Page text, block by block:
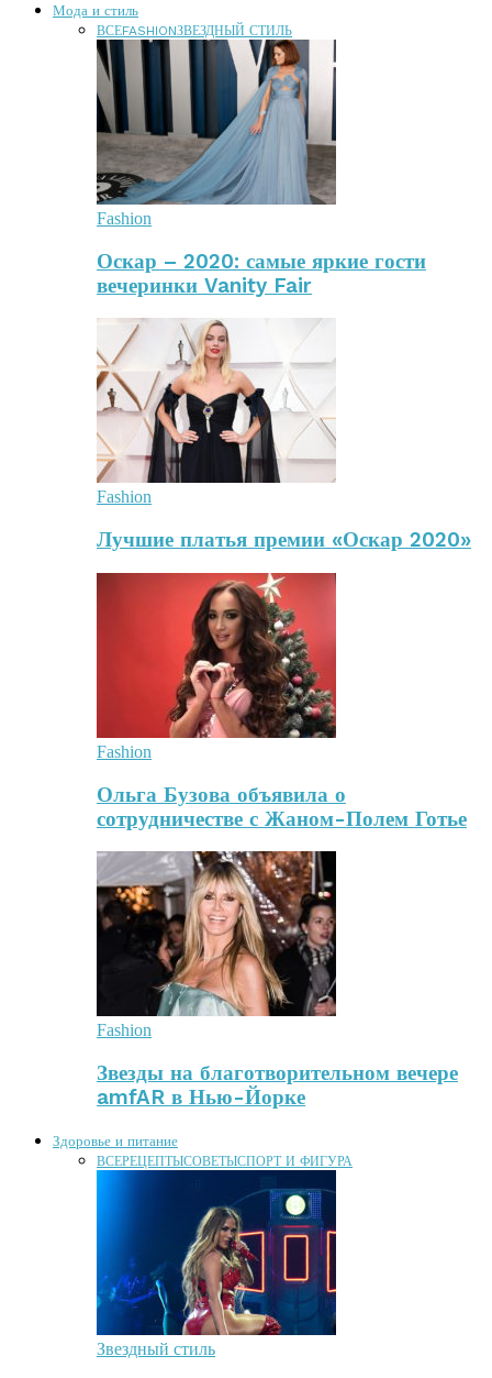
Мода и стиль
ВСЕFASHIONЗВЕЗДНЫЙ СТИЛЬ
Fashion
Оскар – 2020: самые яркие гости
вечеринки Vanity Fair
Fashion
Лучшие платья премии «Оскар 2020»
Fashion
Ольга Бузова объявила о
сотрудничестве с Жаном-Полем Готье
Fashion
Звезды на благотворительном вечере
amfAR в Нью-Йорке
Здоровье и питание
ВСЕРЕЦЕПТЫСОВЕТЫСПОРТ И ФИГУРА
Звездный стиль